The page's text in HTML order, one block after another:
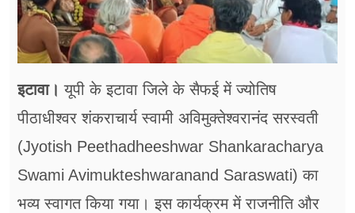
शिक्षा
इटावा। यूपी के इटावा जिले के सैफई में ज्योतिष
पीठाधीश्वर शंकराचार्य स्वामी अविमुक्तेश्वरानंद सरस्वती
(Jyotish Peethadheeshwar Shankaracharya
Swami Avimukteshwaranand Saraswati) का
भव्य स्वागत किया गया। इस कार्यक्रम में राजनीति और